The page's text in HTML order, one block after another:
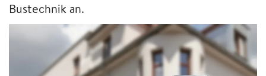
Bustechnik an.